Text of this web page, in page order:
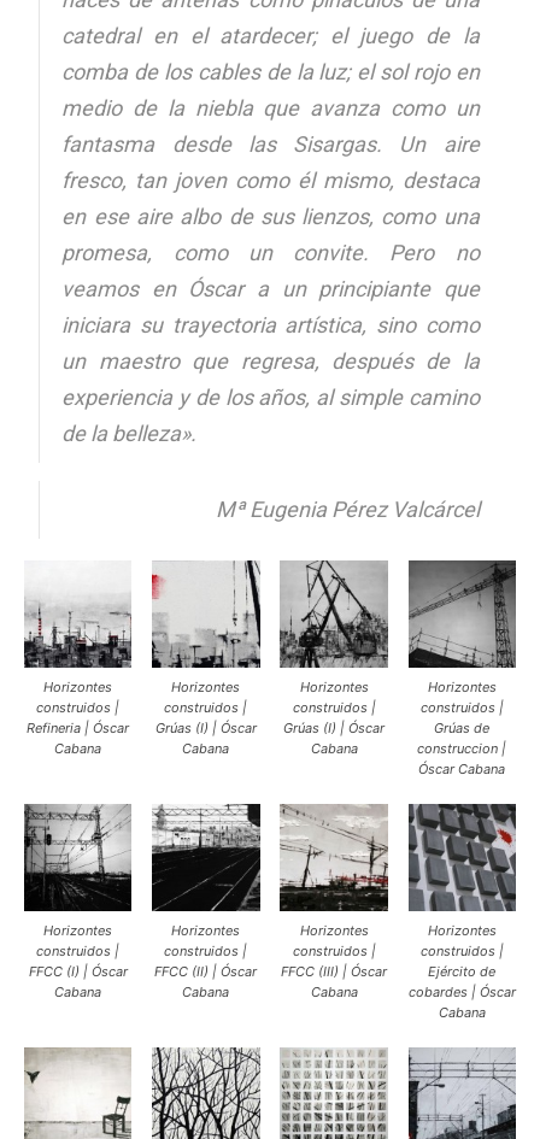
catedral en el atardecer; el juego de la
comba de los cables de la luz; el sol rojo en
medio de la niebla que avanza como un
fantasma desde las Sisargas. Un aire
fresco, tan joven como él mismo, destaca
en ese aire albo de sus lienzos, como una
promesa, como un convite. Pero no
veamos en Óscar a un principiante que
iniciara su trayectoria artística, sino como
un maestro que regresa, después de la
experiencia y de los años, al simple camino
de la belleza».
Mª Eugenia Pérez Valcárcel
Horizontes
construidos |
Refineria | Óscar
Cabana
Horizontes
construidos |
Grúas (I) | Óscar
Cabana
Horizontes
construidos |
Grúas (I) | Óscar
Cabana
Horizontes
construidos |
Grúas de
construccion |
Óscar Cabana
Horizontes
construidos |
FFCC (I) | Óscar
Cabana
Horizontes
construidos |
FFCC (II) | Óscar
Cabana
Horizontes
construidos |
FFCC (III) | Óscar
Cabana
Horizontes
construidos |
Ejército de
cobardes | Óscar
Cabana